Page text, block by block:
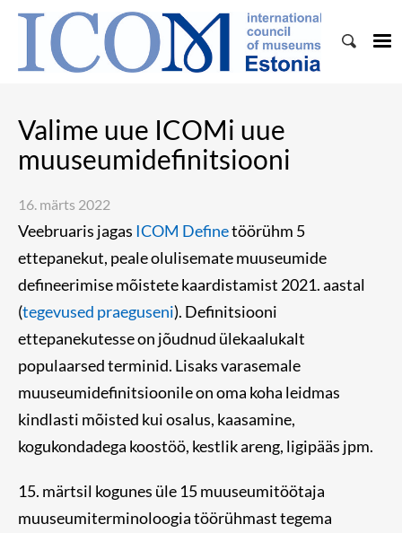
Valime uue ICOMi uue
muuseumidefinitsiooni
16. märts 2022
Veebruaris jagas ICOM Definetöörühm 5
ettepanekut, peale olulisemate muuseumide
defineerimise mõistete kaardistamist 2021. aastal
(tegevused praeguseni). Definitsiooni
ettepanekutesse on jõudnud ülekaalukalt
populaarsed terminid. Lisaks varasemale
muuseumidefinitsioonile on oma koha leidmas
kindlasti mõisted kui osalus, kaasamine,
kogukondadega koostöö, kestlik areng, ligipääs jpm.
15. märtsil kogunes üle 15 muuseumitöötaja
muuseumiterminoloogia töörühmast tegema